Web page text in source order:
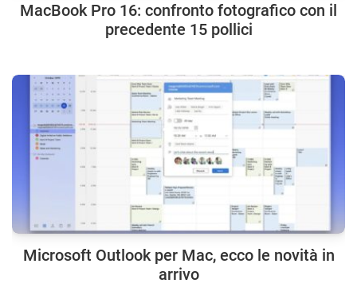
MacBook Pro 16: confronto fotografico con il
precedente 15 pollici
Microsoft Outlook per Mac, ecco le novità in
arrivo